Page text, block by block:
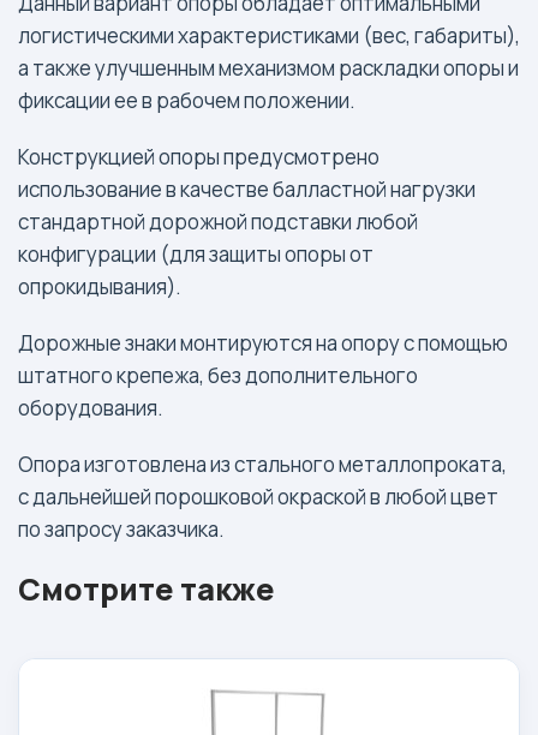
логистическими характеристиками (вес, габариты),
а также улучшенным механизмом раскладки опоры и
фиксации ее в рабочем положении.
Конструкцией опоры предусмотрено
использование в качестве балластной нагрузки
стандартной дорожной подставки любой
конфигурации (для защиты опоры от
опрокидывания).
Дорожные знаки монтируются на опору с помощью
штатного крепежа, без дополнительного
оборудования.
Опора изготовлена из стального металлопроката,
с дальнейшей порошковой окраской в любой цвет
по запросу заказчика.
Смотрите также